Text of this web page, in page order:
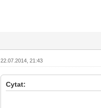
22.07.2014, 21:43
Cytat: